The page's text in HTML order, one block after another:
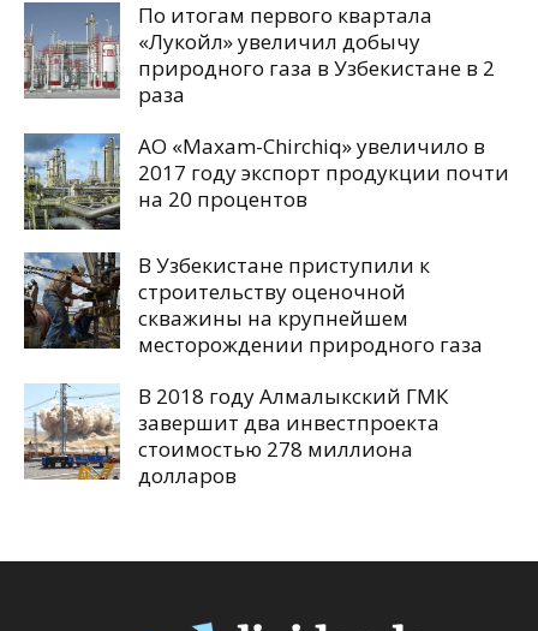
По итогам первого квартала
«Лукойл» увеличил добычу
природного газа в Узбекистане в 2
раза
АО «Maxam-Chirchiq» увеличило в
2017 году экспорт продукции почти
на 20 процентов
В Узбекистане приступили к
строительству оценочной
скважины на крупнейшем
месторождении природного газа
В 2018 году Алмалыкский ГМК
завершит два инвестпроекта
стоимостью 278 миллиона
долларов